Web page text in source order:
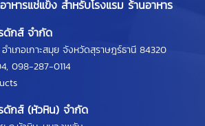
หารแช่แข็ง สำหรับโรงแรม ร้านอาหาร
ดักส์ จำกัด
เภอเกาะสมุย จังหวัดสุราษฎร์ธานี 84320
, 098-287-0114
ดักส์ (หัวหิน) จำกัด